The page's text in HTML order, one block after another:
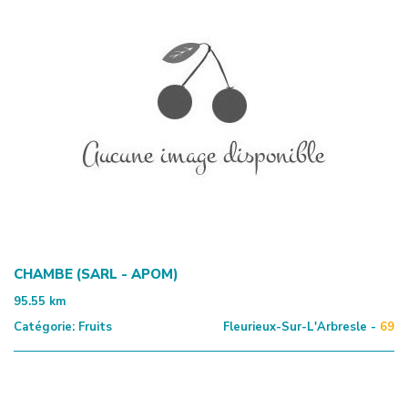
CHAMBE (SARL - APOM)
95.55 km
Catégorie: Fruits Fleurieux-Sur-L'Arbresle - 69